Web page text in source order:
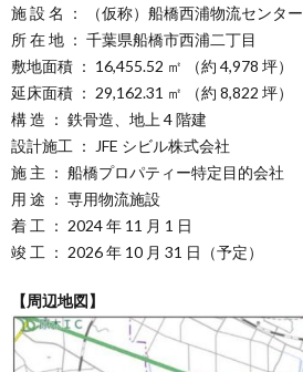
施 設 名 ： （仮称）船橋西浦物流センター
所 在 地 ： 千葉県船橋市西浦二丁目
敷地面積 ： 16,455.52 ㎡ （約 4,978 坪）
延床面積 ： 29,162.31 ㎡ （約 8,822 坪）
構 造 ： 鉄骨造、地上 4 階建
設計施工 ： JFE シビル株式会社
施 主 ： 船橋プロパティー特定目的会社
用 途 ： 専用物流施設
着 工 ： 2024 年 11 月 1 日
竣 工 ： 2026 年 10 月 31 日（予定）
【周辺地図】